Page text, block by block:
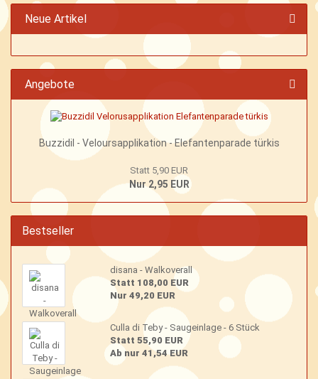
Neue Artikel
Angebote
Buzzidil - Veloursapplikation - Elefantenparade türkis
Statt 5,90 EUR
Nur 2,95 EUR
Bestseller
disana - Walkoverall
Statt 108,00 EUR
Nur 49,20 EUR
Culla di Teby - Saugeinlage - 6 Stück
Statt 55,90 EUR
Ab nur 41,54 EUR